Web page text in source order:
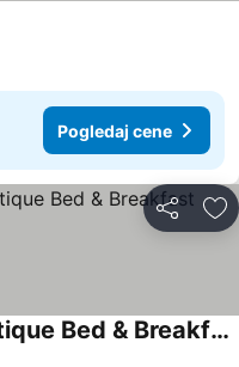
Pogledaj cene
Deli
Jardines De La Reina Boutique Bed & Breakfast